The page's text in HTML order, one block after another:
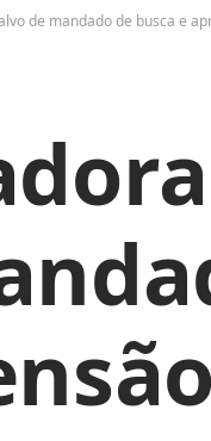
de mandado de busca e